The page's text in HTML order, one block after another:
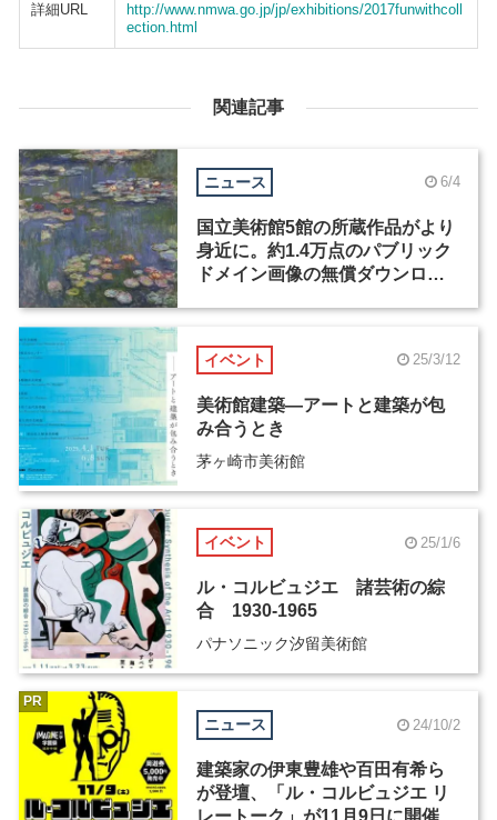
詳細URL
http://www.nmwa.go.jp/jp/exhibitions/2017funwithcoll
ection.html
関連記事
ニュース 6/4
国立美術館5館の所蔵作品がより
身近に。約1.4万点のパブリック
ドメイン画像の無償ダウンロー
イベント 25/3/12
美術館建築―アートと建築が包
み合うとき
茅ヶ崎市美術館
イベント 25/1/6
ル・コルビュジエ 諸芸術の綜
合 1930-1965
パナソニック汐留美術館
ニュース 24/10/2
建築家の伊東豊雄や百田有希ら
が登壇、「ル・コルビュジエ リ
PR